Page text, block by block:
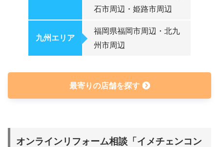
石市周辺・姫路市周辺
九州エリア
福岡県福岡市周辺・北九
州市周辺
最寄りの店舗を探す
オンラインリフォーム相談「イメチェンコン